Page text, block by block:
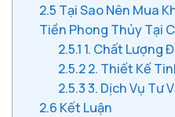
2.5 Tại Sao Nên Mua
Tiền Phong Thủy Tại
2.5.1 1. Chất Lượng
2.5.22. Thiết Kế
2.5.33. Dịch Vụ Tư
2.6 Kết Luận